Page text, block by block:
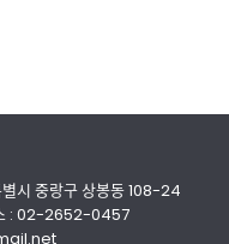
시 중랑구 상봉동 108-24
: 02-2652-0457